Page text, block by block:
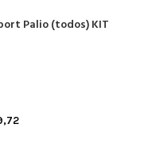
Palio (todos) KIT